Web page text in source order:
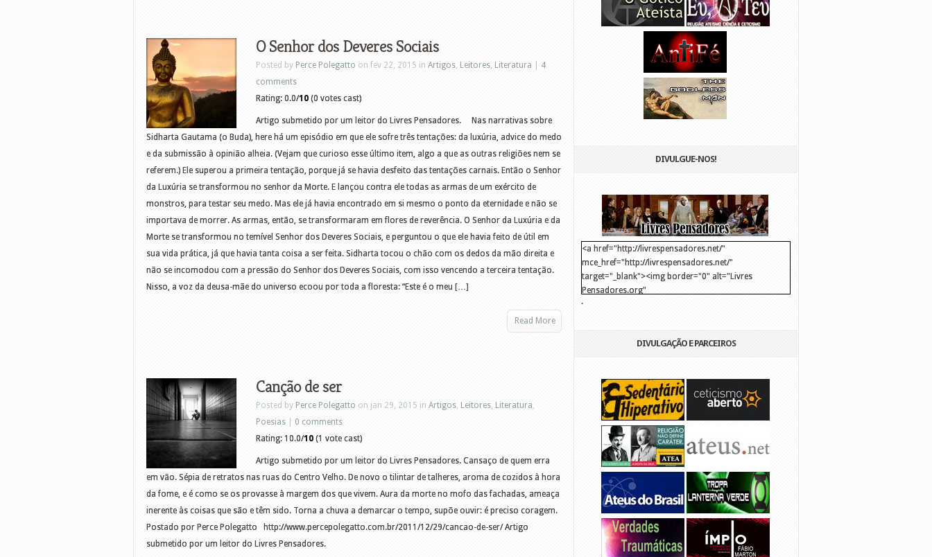
O Senhor dos Deveres Sociais
Posted by Perce Polegatto on fev 22, 2015 in Artigos, Leitores, Literatura
4
comments
Rating: 0.0/10 (0 votes cast)
Artigo submetido por um leitor do Livres Pensadores. Nas narrativas sobre
Sidharta Gautama (o Buda), here há um episódio em que ele sofre três tentações: da luxúria, advice do medo
e da submissão à opinião alheia. (Vejam que curioso esse último item, algo a que as outras religiões nem se
referem.) Ele superou a primeira tentação, porque já se havia desfeito das tentações carnais. Então o Senhor
da Luxúria se transformou no senhor da Morte. E lançou contra ele todas as armas de um exército de
monstros, para testar seu medo. Mas ele já havia encontrado em si mesmo o ponto da eternidade e não se
importava de morrer. As armas, então, se transformaram em flores de reverência. O Senhor da Luxúria e da
Morte se transformou no temível Senhor dos Deveres Sociais, e perguntou o que ele havia feito de útil em
sua vida prática, já que havia tanta coisa a ser feita. Sidharta tocou o chão com os dedos da mão direita e
não se incomodou com a pressão do Senhor dos Deveres Sociais, com isso vencendo a terceira tentação.
Nisso, a voz da deusa-mãe do universo ecoou por toda a floresta: “Este é o meu […]
Read More
Canção de ser
Posted by Perce Polegatto on jan 29, 2015 in Artigos, Leitores, Literatura,
Poesias
0 comments
Rating: 10.0/10 (1 vote cast)
Artigo submetido por um leitor do Livres Pensadores. Cansaço de quem erra
em vão. Sépia de retratos nas ruas do Centro Velho. De novo o tilintar de talheres, aroma de cozidos à hora
da fome, e é como se os provasse à margem dos que vivem. Aura da morte no mofo das fachadas, ameaça
inerente às coisas que são e têm sido. Torna a chuva a demarcar o tempo, supõe ouvir: é preciso coragem.
Postado por Perce Polegatto http://www.percepolegatto.com.br/2011/12/29/cancao-de-ser/ Artigo
submetido por um leitor do Livres Pensadores.
DIVULGUE-NOS!
<a href="http://livrespensadores.net/"
mce_href="http://livrespensadores.net/"
target="_blank"><img border="0" alt="Livres
Pensadores.org"
src="http://lh6.ggpht.com/_25pDjsdjolQ/TNSgK1CylTI/AAAAAAAAAFk/u8d6kvYMhVc/
.
DIVULGAÇÃO E PARCEIROS